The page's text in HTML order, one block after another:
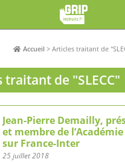
Accueil > Articles traitant de
traitant de "SLECC"
Jean-Pierre Demailly,
et membre de
sur France-Inter
25 juillet 2018